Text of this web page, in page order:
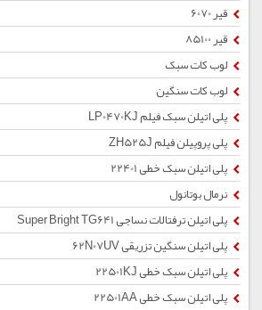
قیر 6070
قیر 85100
لوب کات سبک
لوب کات سنگین
پلی اتیلن سبک فیلم LP0470KJ
پلی پروپیلن فیلم ZH525J
پلی اتیلن سبک خطی 22401
نرمال بوتانول
پلی اتیلن ترفتالات نساجی Super Bright TG641
پلی اتیلن سنگین تزریقی 62N07UV
پلی اتیلن سبک خطی 22501KJ
پلی اتیلن سبک خطی 22501AA